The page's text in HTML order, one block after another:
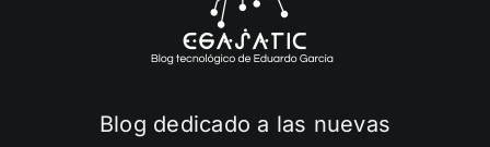
Blog dedicado a las nuevas